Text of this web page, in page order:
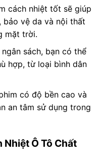
cách nhiệt tốt sẽ giúp
bảo vệ da và nội thất
mặt trời.
sách, bạn có thể
hợp, từ loại bình dân
có độ bền cao và
an tâm sử dụng trong
Nhiệt Ô Tô Chất